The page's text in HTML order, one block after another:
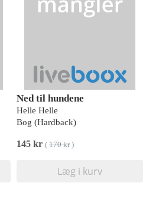
Ned til hundene
Helle Helle
Bog (Hardback)
145 kr ( 170 kr)
Læg i kurv